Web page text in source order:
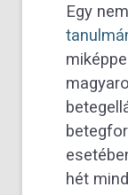
Egy
hét